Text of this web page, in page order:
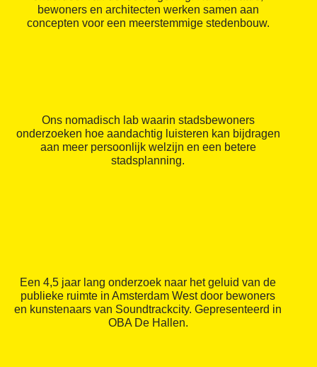
bewoners en architecten werken samen aan
concepten voor een meerstemmige stedenbouw.
Ons nomadisch lab waarin stadsbewoners
onderzoeken hoe aandachtig luisteren kan bijdragen
aan meer persoonlijk welzijn en een betere
stadsplanning.
Een 4,5 jaar lang onderzoek naar het geluid van de
publieke ruimte in Amsterdam West door bewoners
en kunstenaars van Soundtrackcity. Gepresenteerd in
OBA De Hallen.